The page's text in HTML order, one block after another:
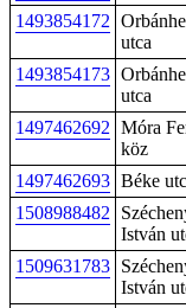
1493854172
utca
1493854173
utca
1497462692 Móra
köz
1497462693 Béke
1508988482
István
1509631783
István